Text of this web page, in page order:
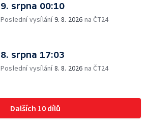
9. srpna 00:10
Poslední vysílání9. 8. 2026 na ČT24
8. srpna 17:03
Poslední vysílání8. 8. 2026 na ČT24
Dalších 10 dílů